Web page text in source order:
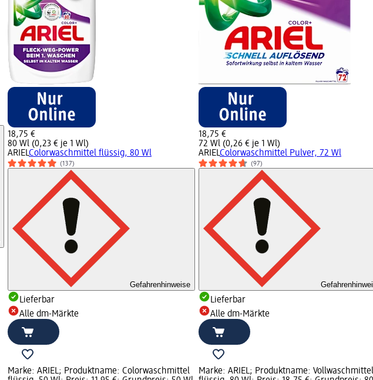
18,75 €
80 Wl (0,23 € je 1 Wl)
ARIELColorwaschmittel flüssig, 80 Wl
(137)
Gefahrenhinweise
Lieferbar
Alle dm-Märkte
18,75 €
72 Wl (0,26 € je 1 Wl)
ARIELColorwaschmittel Pulver, 72 Wl
(97)
Lieferbar
Alle dm-Märkte
Marke: ARIEL; Produktname: Colorwaschmittel
Marke: ARIEL; Produktname: Vollwaschmittel